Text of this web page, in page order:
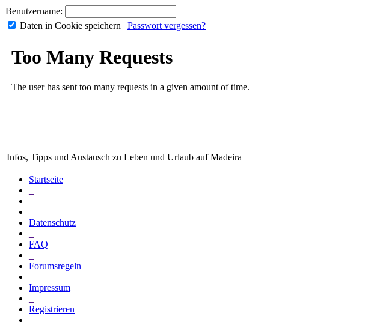
Benutzername:
Daten in Cookie speichern | Passwort vergessen?
Infos, Tipps und Austausch zu Leben und Urlaub auf Madeira
Startseite
Datenschutz
FAQ
Forumsregeln
Impressum
Registrieren